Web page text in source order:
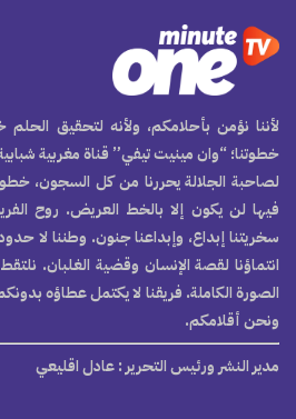
لأننا نؤمن بأحلامكم، ولأنه لتحقيق
خطوتنا؛ “وان مينيت تيفي” قناة مغربية
لصاحبة الجلالة يحررنا من كل السجون،
فيها لن يكون إلا بالخط العريض. روح
سخريتنا إبداع، وإبداعنا جنون. وطننا لا
انتماؤنا لقصة الإنسان وقضية الغلبان.
الصورة الكاملة. فريقنا لا يكتمل عطاؤه
ونحن أقلامكم.
مدير النشر ورئيس التحرير: عادل اقليعي